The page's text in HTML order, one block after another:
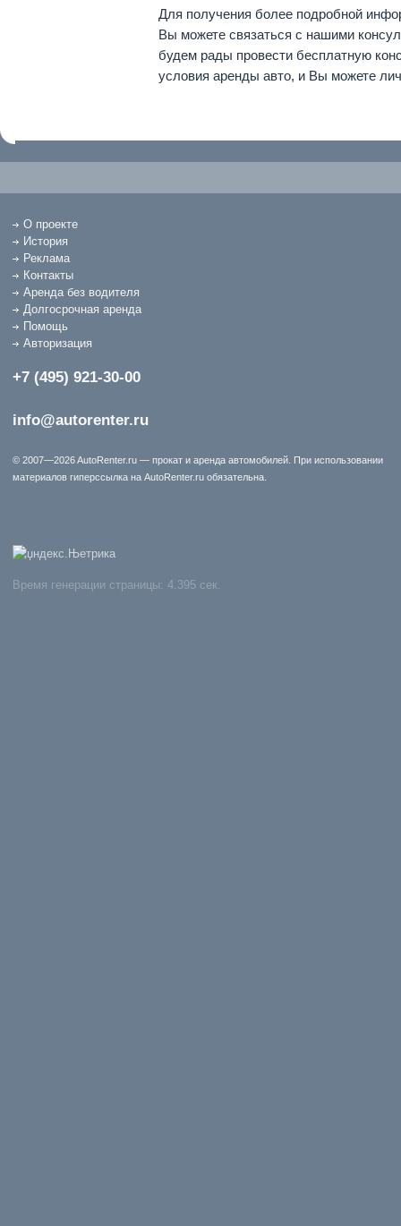
Для получения более подробной
Вы можете связаться с нашими
будем рады провести бесплатную
условия аренды авто, и Вы можете
О проекте
История
Реклама
Контакты
Аренда без водителя
Долгосрочная аренда
Помощь
Авторизация
+7 (495) 921-30-00
info@autorenter.ru
© 2007—2026 AutoRenter.ru — прокат и аренда автомобилей. При использовании
материалов гиперссылка на AutoRenter.ru обязательна.
Время генерации страницы: 4.395 сек.